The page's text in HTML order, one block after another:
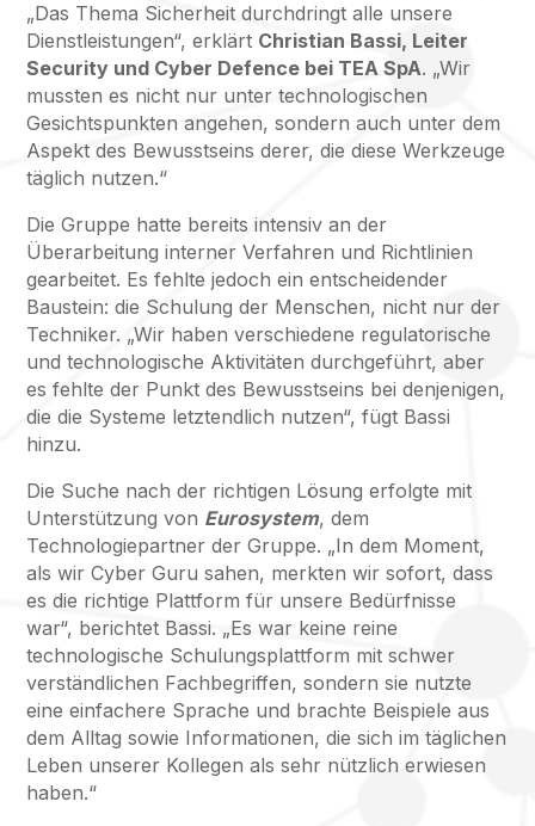
„Das Thema Sicherheit durchdringt alle unsere
Dienstleistungen“, erklärt Christian Bassi, Leiter
Security und Cyber Defence bei TEA SpA. „Wir
mussten es nicht nur unter technologischen
Gesichtspunkten angehen, sondern auch unter dem
Aspekt des Bewusstseins derer, die diese Werkzeuge
täglich nutzen.“
Die Gruppe hatte bereits intensiv an der
Überarbeitung interner Verfahren und Richtlinien
gearbeitet. Es fehlte jedoch ein entscheidender
Baustein: die Schulung der Menschen, nicht nur der
Techniker. „Wir haben verschiedene regulatorische
und technologische Aktivitäten durchgeführt, aber
es fehlte der Punkt des Bewusstseins bei denjenigen,
die die Systeme letztendlich nutzen“, fügt Bassi
hinzu.
Die Suche nach der richtigen Lösung erfolgte mit
Unterstützung von Eurosystem, dem
Technologiepartner der Gruppe. „In dem Moment,
als wir Cyber Guru sahen, merkten wir sofort, dass
es die richtige Plattform für unsere Bedürfnisse
war“, berichtet Bassi. „Es war keine reine
technologische Schulungsplattform mit schwer
verständlichen Fachbegriffen, sondern sie nutzte
eine einfachere Sprache und brachte Beispiele aus
dem Alltag sowie Informationen, die sich im täglichen
Leben unserer Kollegen als sehr nützlich erwiesen
haben.“